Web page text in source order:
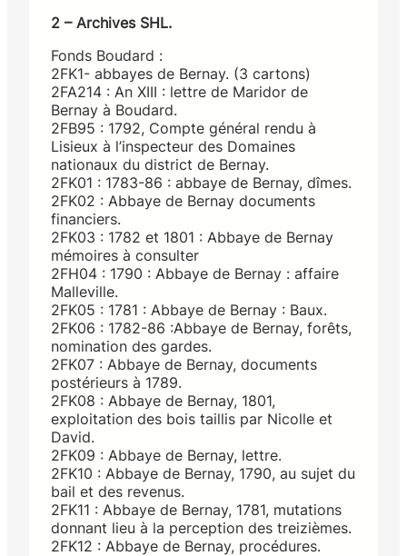
2 – Archives SHL.
Fonds Boudard :
2FK1- abbayes de Bernay. (3 cartons)
2FA214 : An XIII : lettre de Maridor de
Bernay à Boudard.
2FB95 : 1792, Compte général rendu à
Lisieux à l’inspecteur des Domaines
nationaux du district de Bernay.
2FK01 : 1783-86 : abbaye de Bernay, dîmes.
2FK02 : Abbaye de Bernay documents
financiers.
2FK03 : 1782 et 1801 : Abbaye de Bernay
mémoires à consulter
2FH04 : 1790 : Abbaye de Bernay : affaire
Malleville.
2FK05 : 1781 : Abbaye de Bernay : Baux.
2FK06 : 1782-86 :Abbaye de Bernay, forêts,
nomination des gardes.
2FK07 : Abbaye de Bernay, documents
postérieurs à 1789.
2FK08 : Abbaye de Bernay, 1801,
exploitation des bois taillis par Nicolle et
David.
2FK09 : Abbaye de Bernay, lettre.
2FK10 : Abbaye de Bernay, 1790, au sujet du
bail et des revenus.
2FK11 : Abbaye de Bernay, 1781, mutations
donnant lieu à la perception des treizièmes.
2FK12 : Abbaye de Bernay, procédures.